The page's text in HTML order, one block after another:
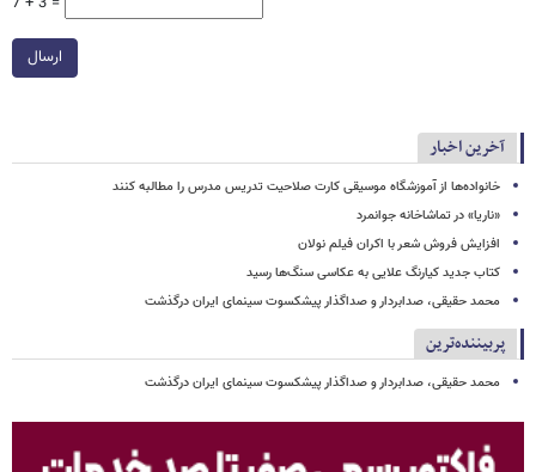
ارسال
آخرین اخبار
خانواده‌ها از آموزشگاه موسیقی کارت صلاحیت تدریس مدرس را مطالبه کنند
«ناریا» در تماشاخانه جوانمرد
افزایش فروش شعر با اکران فیلم نولان
کتاب جدید کیارنگ علایی به عکاسی سنگ‌ها رسید
محمد حقیقی، صدابردار و صداگذار پیشکسوت سینمای ایران درگذشت
پربیننده‌ترین
محمد حقیقی، صدابردار و صداگذار پیشکسوت سینمای ایران درگذشت